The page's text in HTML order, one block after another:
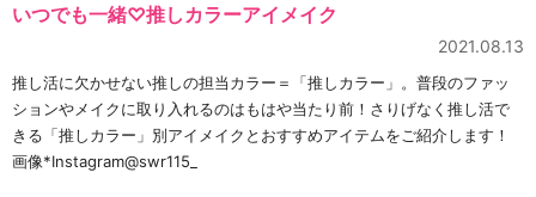
いつでも一緒♡推しカラーアイメイク
2021.08.13
推し活に欠かせない推しの担当カラー＝「推しカラー」。普段のファッ
ションやメイクに取り入れるのはもはや当たり前！さりげなく推し活で
きる「推しカラー」別アイメイクとおすすめアイテムをご紹介します！
画像*Instagram@swr115_